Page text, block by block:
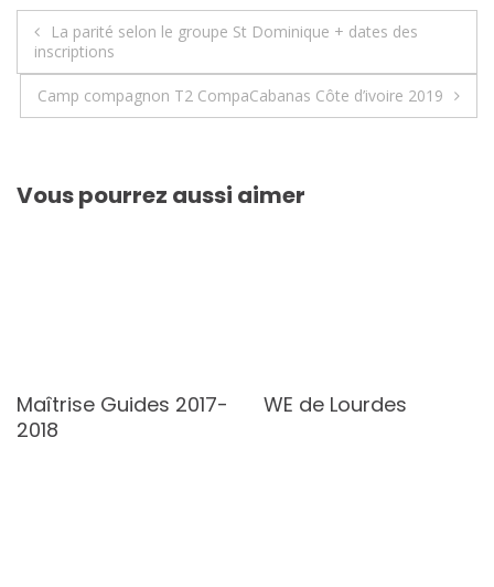
Navigation
de
l’article
La parité selon le groupe St Dominique + dates des
inscriptions
Camp compagnon T2 CompaCabanas Côte d’ivoire 2019
Vous pourrez aussi aimer
Maîtrise Guides 2017-
2018
WE de Lourdes